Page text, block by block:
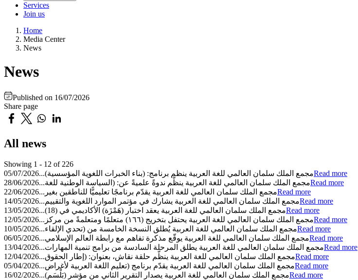
Services
Join us
Home
Media Center
News
News
Published on 16/07/2026
Share page
All news
Showing 1 - 12 of 226
مجمع الملك سلمان العالمي للغة العربية ينظم برنامج: (بناء الخبرات اللغوية المؤسسية)...05/07/2026
Read more
مجمع الملك سلمان العالمي للغة العربية ينظّم ندوةً علميةً عن: (السياسة الوطنية للغة...28/06/2026
Read more
مجمع الملك سلمان العالمي للغة العربية يقدّم برنامجًا تعليميًّا للناطقين بغير...22/06/2026
Read more
مجمع الملك سلمان العالمي للغة العربية يشارك في مؤتمر الموارد اللغوية والتقييم...14/05/2026
Read more
مجمع الملك سلمان العالمي للغة العربية يعقد اختبار (هَمْزَة) الأكاديمي في (18)...
13/05/2026
Read more
مجمع الملك سلمان العالمي للغة العربية يحتفل بتخريج (١٦٦) متعلمًا ومتعلمةً من مركز...
12/05/2026
Read more
مجمع الملك سلمان العالمي للغة العربية يُطلق النسخة الخامسة من (تحدي الإلقاء...10/05/2026
Read more
مجمع الملك سلمان العالمي للغة العربية يوقّع مذكرة تفاهم مع رابطة العالم الإسلامي...06/05/2026
Read more
مجمع الملك سلمان العالمي للغة العربية يطلق المرحلة السادسة من برامج تنمية المهارات...13/04/2026
Read more
مجمع الملك سلمان العالمي للغة العربية ينظّم حلقة نقاش، بعنوان: (إطار الحقوق...12/04/2026
Read more
مجمع الملك سلمان العالمي للغة العربية يقدّم برنامج (تعليم اللغة العربية لأغراض...05/04/2026
Read more
مجمع الملك سلمان العالمي للغة العربية يصدار التقرير الثاني من مؤشر (بَلْسَم)...16/02/2026 Read more